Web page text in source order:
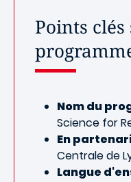
Points
Nom du
Science for
En
Centrale de
Langue